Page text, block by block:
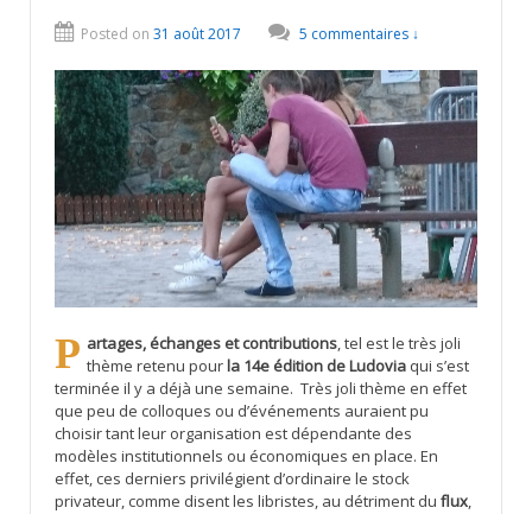
Posted on 31 août 2017 5 commentaires ↓
Partages, échanges et contributions, tel est le très joli
thème retenu pourla 14e édition de Ludovia qui s’est
terminée il y a déjà une semaine. Très joli thème en effet
que peu de colloques ou d’événements auraient pu
choisir tant leur organisation est dépendante des
modèles institutionnels ou économiques en place. En
effet, ces derniers privilégient d’ordinaire le stock
privateur, comme disent les libristes, au détriment du flux,